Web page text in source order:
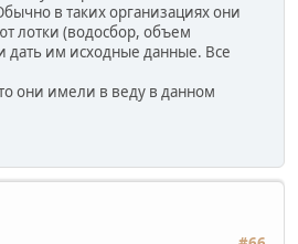
в таких организациях они
лотки (водосбор, объем
дать им исходные данные. Все
они имели в веду в данном